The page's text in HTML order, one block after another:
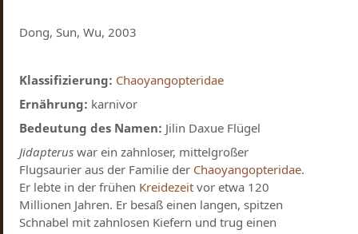
Dong, Sun, Wu, 2003
Klassifizierung: Chaoyangopteridae
Ernährung: karnivor
Bedeutung des Namen: Jilin Daxue Flügel
Jidapterus war ein zahnloser, mittelgroßer
Flugsaurier aus der Familie der Chaoyangopteridae.
Er lebte in der frühen Kreidezeit vor etwa 120
Millionen Jahren. Er besaß einen langen, spitzen
Schnabel mit zahnlosen Kiefern und trug einen